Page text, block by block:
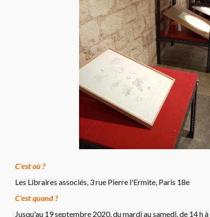
C'est où ?
Les Libraires associés, 3 rue Pierre l'Ermite, Paris 18e
C'est quand ?
Jusqu'au 19 septembre 2020, du mardi au samedi, de 14 h à